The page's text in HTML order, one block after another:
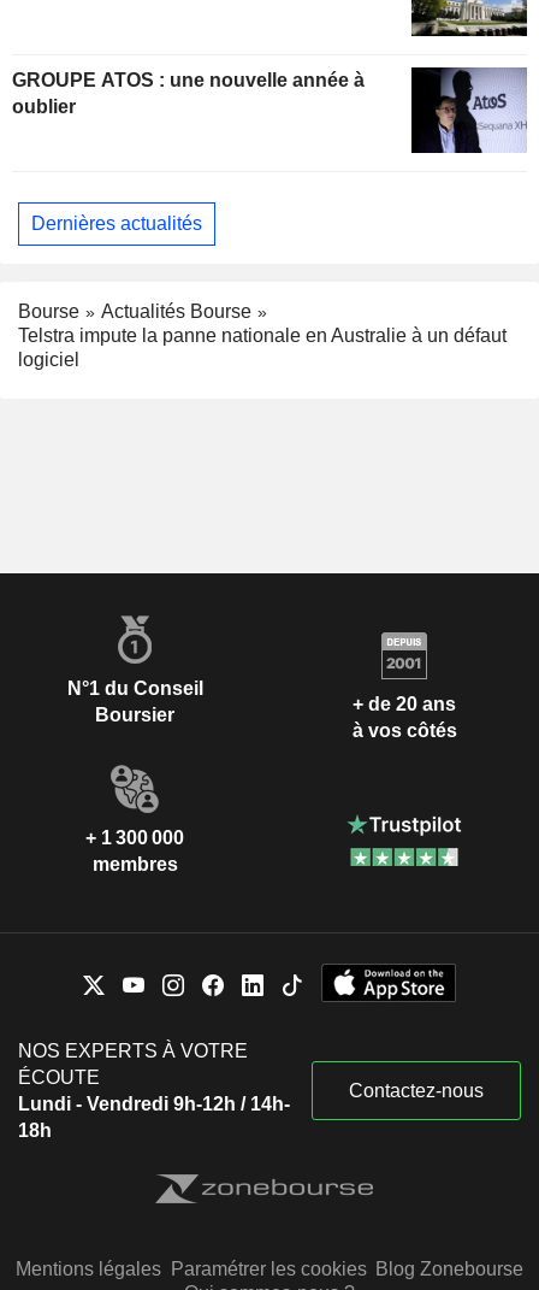
GROUPE ATOS : une nouvelle année à
oublier
Dernières actualités
Bourse
Actualités Bourse
Telstra impute la panne nationale en Australie à un défaut
logiciel
N°1 du Conseil
Boursier
+ de 20 ans
à vos côtés
+ 1 300 000
membres
NOS EXPERTS À VOTRE
ÉCOUTE
Lundi - Vendredi 9h-12h / 14h-
18h
Contactez-nous
Mentions légales Paramétrer les cookies Blog Zonebourse